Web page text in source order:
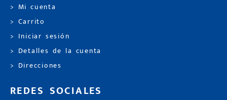
> Mi cuenta
> Carrito
> Iniciar sesión
> Detalles de la cuenta
> Direcciones
REDES SOCIALES